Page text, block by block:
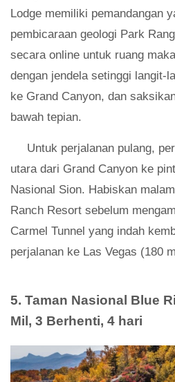
Lodge memiliki pemandangan
pembicaraan geologi Park
secara online untuk ruang
dengan jendela setinggi langit-
ke Grand Canyon, dan
bawah tepian.
Untuk perjalanan pulang,
utara dari Grand Canyon ke
Nasional Sion. Habiskan
Ranch Resort sebelum
Carmel Tunnel yang indah
perjalanan ke Las Vegas (180
5. Taman Nasional Blue
Mil, 3 Berhenti, 4 hari